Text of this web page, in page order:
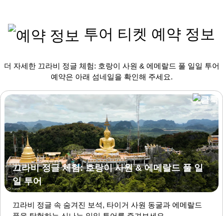
투어 티켓 예약 정보
더 자세한 끄라비 정글 체험: 호랑이 사원 & 에메랄드 풀 일일 투어
예약은 아래 섬네일을 확인해 주세요.
끄라비 정글 체험: 호랑이 사원 & 에메랄드 풀 일
일 투어
끄라비 정글 속 숨겨진 보석, 타이거 사원 동굴과 에메랄드